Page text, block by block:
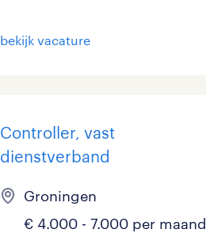
bekijk vacature
Controller, vast
dienstverband
Groningen
€ 4.000 - 7.000 per maand